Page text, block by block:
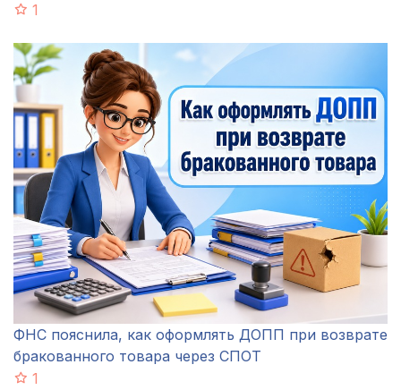
1
ФНС пояснила, как оформлять ДОПП при возврате
бракованного товара через СПОТ
1